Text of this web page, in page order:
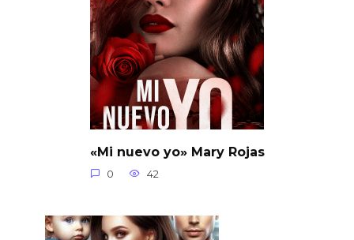
«Mi nuevo yo» Mary Rojas
0 42